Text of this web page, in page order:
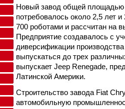
Новый завод общей площадью
потребовалось около 2,5 лет
700 роботами и рассчитан на
Предприятие создавалось с
диверсификации
выпускаться до трех
выпускает Jeep Renegade,
Латинской Америки.
Строительство завода Fiat
автомобильную